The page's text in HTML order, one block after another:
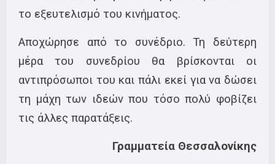
το εξευτελισμό του κινήματος.
Αποχώρησε από το συνέδριο. Τη δεύτερη
μέρα του συνεδρίου θα βρίσκονται οι
αντιπρόσωποι του και πάλι εκεί για να δώσει
τη μάχη των ιδεών που τόσο πολύ φοβίζει
τις άλλες παρατάξεις.
Γραμματεία Θεσσαλονίκης